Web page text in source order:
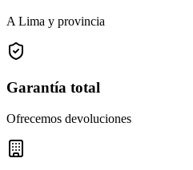
A Lima y provincia
Garantía total
Ofrecemos devoluciones